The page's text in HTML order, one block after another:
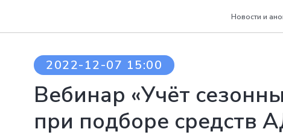
Новости и
2022-12-07 15:00
Вебинар «Учёт
при подборе средств